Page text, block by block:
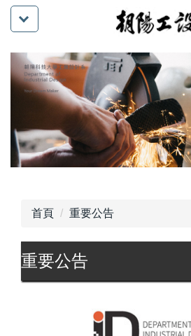
首頁 重要公告
重要公告